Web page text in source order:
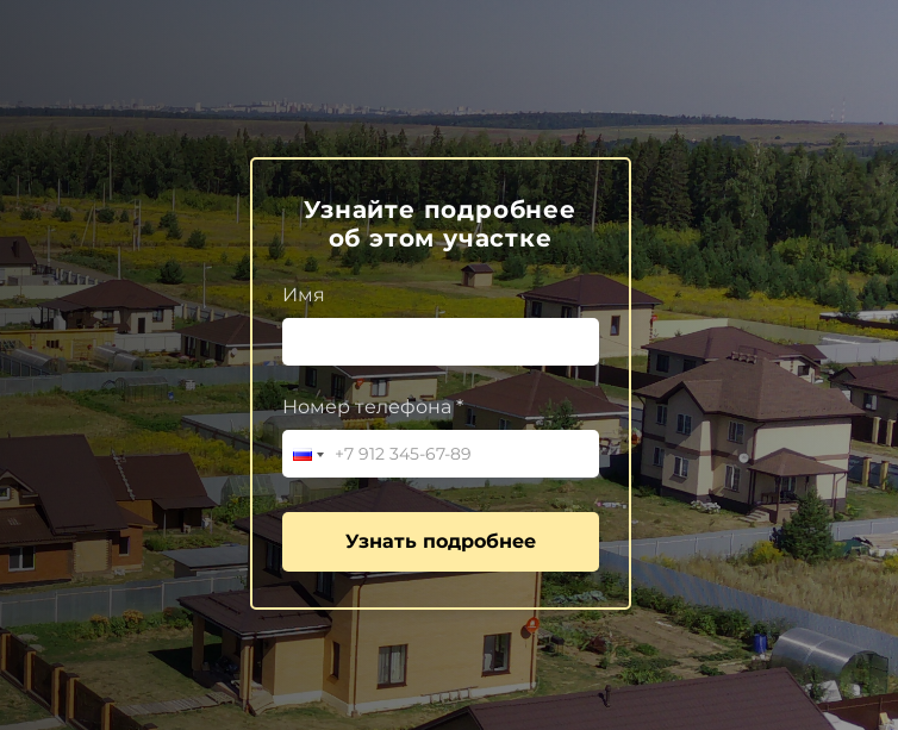
Узнайте подробнее
об этом участке
Имя
Номер телефона *
Узнать подробнее